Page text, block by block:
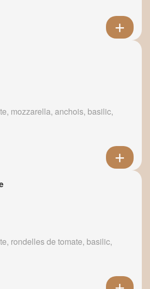
mozzarella, anchois, basilic,
rondelles de tomate, basilic,